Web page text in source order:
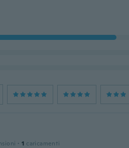
· 1 caricamenti